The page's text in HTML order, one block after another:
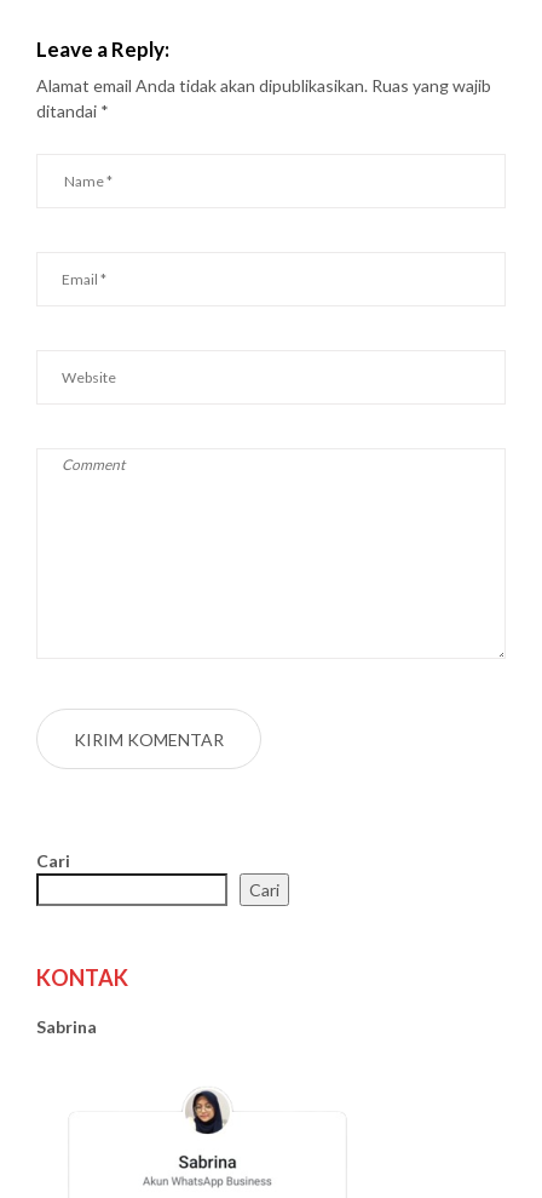
Leave a Reply:
Alamat email Anda tidak akan dipublikasikan. Ruas yang wajib
ditandai *
Cari
Cari
KONTAK
Sabrina